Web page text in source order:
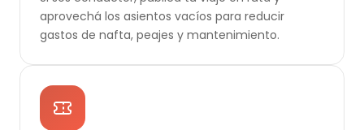
aprovechá los asientos vacíos para reducir
gastos de nafta, peajes y mantenimiento.